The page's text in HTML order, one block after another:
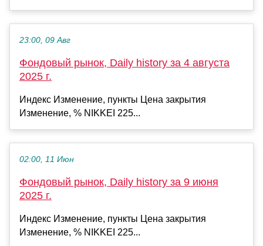
23:00, 09 Авг
Фондовый рынок, Daily history за 4 августа
2025 г.
Индекс Изменение, пункты Цена закрытия
Изменение, % NIKKEI 225...
02:00, 11 Июн
Фондовый рынок, Daily history за 9 июня
2025 г.
Индекс Изменение, пункты Цена закрытия
Изменение, % NIKKEI 225...